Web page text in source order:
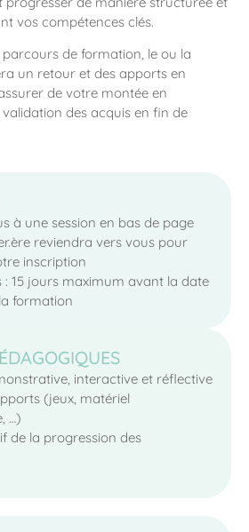
vos compétences clés.
de formation, le ou la
un retour et des apports en
de votre montée en
des acquis en fin de
à une session en bas de page
reviendra vers vous pour
inscription
: 15 jours maximum avant la date
formation
interactive et réflective
(jeux, matériel
…)
de la progression des